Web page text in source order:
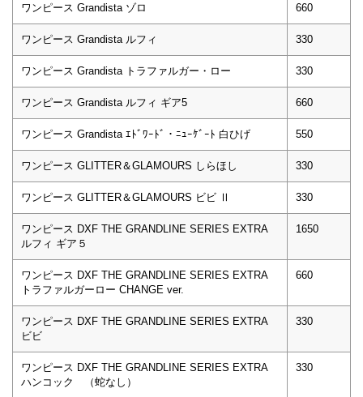
ワンピース Grandista ゾロ 660
ワンピース Grandista ルフィ 330
ワンピース Grandista トラファルガー・ロー 330
ワンピース Grandista ルフィ ギア5 660
ワンピース Grandista ｴﾄﾞﾜｰﾄﾞ・ﾆｭｰｹﾞｰﾄ 白ひげ 550
ワンピース GLITTER＆GLAMOURS しらほし 330
ワンピース GLITTER＆GLAMOURS ビビ Ⅱ 330
ワンピース DXF THE GRANDLINE SERIES EXTRA
ルフィ ギア５
1650
ワンピース DXF THE GRANDLINE SERIES EXTRA
トラファルガーロー CHANGE ver.
660
ワンピース DXF THE GRANDLINE SERIES EXTRA
ビビ
330
ワンピース DXF THE GRANDLINE SERIES EXTRA
ハンコック （蛇なし）
330